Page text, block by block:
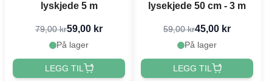
lyskjede 5 m
79,00 kr59,00 kr
På lager
LEGG TIL
lysekjede 50 cm - 3 m
59,00 kr45,00 kr
På lager
LEGG TIL